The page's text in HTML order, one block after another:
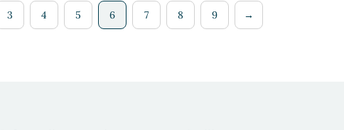
3 4 5 6 7 8 9 →